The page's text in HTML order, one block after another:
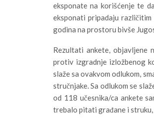
eksponate na korišćenje te
eksponati pripadaju
godina na prostoru bivše
Rezultati ankete, objavljene
protiv izgradnje izložbenog
slaže sa ovakvom odlukom,
stručnjake. Sa odlukom se
od 118 učesnika/ca ankete
trebalo pitati građane i struku,